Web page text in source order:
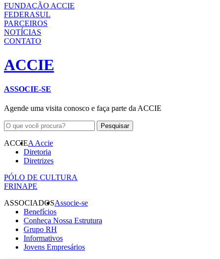
FUNDAÇÃO ACCIE
FEDERASUL
PARCEIROS
NOTÍCIAS
CONTATO
ACCIE
ASSOCIE-SE
Agende uma visita conosco e faça parte da ACCIE
ACCIEA Accie
Diretoria
Diretrizes
PÓLO DE CULTURA
FRINAPE
ASSOCIADOSAssocie-se
Benefícios
Conheça Nossa Estrutura
Grupo RH
Informativos
Jovens Empresários